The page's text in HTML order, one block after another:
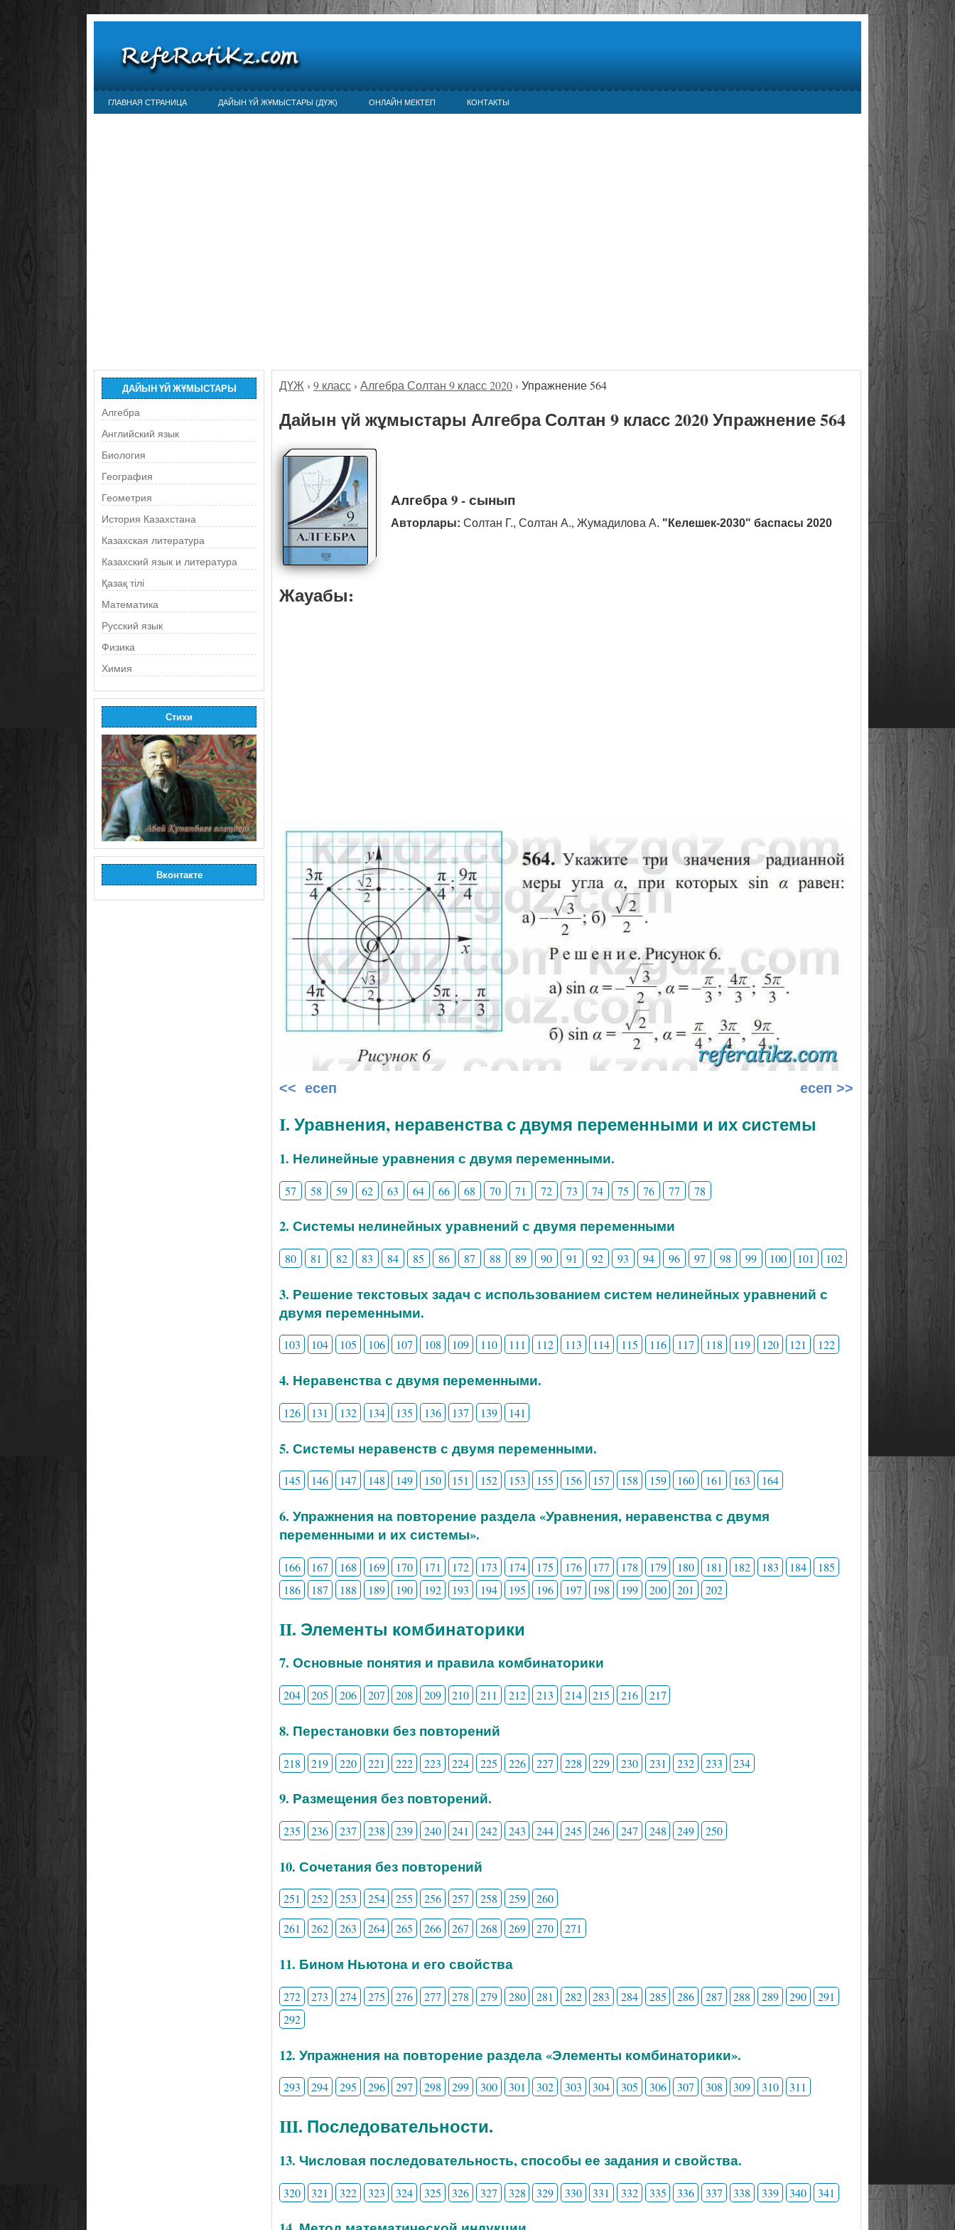
ГЛАВНАЯ СТРАНИЦА ДАЙЫН ҮЙ ЖҰМЫСТАРЫ (ДҮЖ) ОНЛАЙН МЕКТЕП КОНТАКТЫ
ДАЙЫН ҮЙ ЖҰМЫСТАРЫ
Алгебра
Английский язык
Биология
География
Геометрия
История Казахстана
Казахская литература
Казахский язык и литература
Қазақ тілі
Математика
Русский язык
Физика
Химия
Стихи
Вконтакте
ДҮЖ › 9 класс › Алгебра Солтан 9 класс 2020 › Упражнение 564
Дайын үй жұмыстары Алгебра Солтан 9 класс 2020 Упражнение 564
Алгебра 9 - сынып
Авторлары: Солтан Г., Солтан А., Жумадилова А. "Келешек-2030" баспасы 2020
Жауабы:
<< есеп есеп >>
I. Уравнения, неравенства с двумя переменными и их системы
1. Нелинейные уравнения с двумя переменными.
57 58 59 62 63 64 66 68 70 71 72 73 74 75 76 77 78
2. Системы нелинейных уравнений с двумя переменными
80 81 82 83 84 85 86 87 88 89 90 91 92 93 94 96 97 98 99 100 101 102
3. Решение текстовых задач с использованием систем нелинейных уравнений с
двумя переменными.
103 104 105 106 107 108 109 110 111 112 113 114 115 116 117 118 119 120 121 122
4. Неравенства с двумя переменными.
126 131 132 134 135 136 137 139 141
5. Системы неравенств с двумя переменными.
145 146 147 148 149 150 151 152 153 155 156 157 158 159 160 161 163 164
6. Упражнения на повторение раздела «Уравнения, неравенства с двумя
переменными и их системы».
166 167 168 169 170 171 172 173 174 175 176 177 178 179 180 181 182 183 184
185
186
187 188 189 190 192 193 194 195 196 197 198 199 200 201 202
II. Элементы комбинаторики
7. Основные понятия и правила комбинаторики
204 205 206 207 208 209 210 211 212 213 214 215 216 217
8. Перестановки без повторений
218 219 220 221 222 223 224 225 226 227 228 229 230 231 232 233 234
9. Размещения без повторений.
235 236 237 238 239 240 241 242 243 244 245 246 247 248 249 250
10. Сочетания без повторений
251 252 253 254 255 256 257 258 259
260
261
262 263 264 265 266 267 268 269 270 271
11. Бином Ньютона и его свойства
272 273 274 275 276 277 278 279 280 281 282 283 284 285 286 287 288 289 290
291
292
12. Упражнения на повторение раздела «Элементы комбинаторики».
293 294 295 296 297 298 299 300 301 302 303 304 305 306 307 308 309 310 311
III. Последовательности.
13. Числовая последовательность, способы ее задания и свойства.
320 321 322 323 324 325 326 327 328 329 330 331 332 335 336 337 338 339 340 341